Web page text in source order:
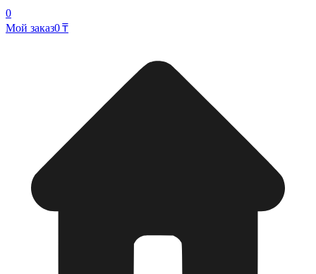
0
Мой заказ0 ₸